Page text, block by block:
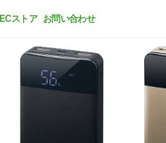
ECストア お問い合わせ